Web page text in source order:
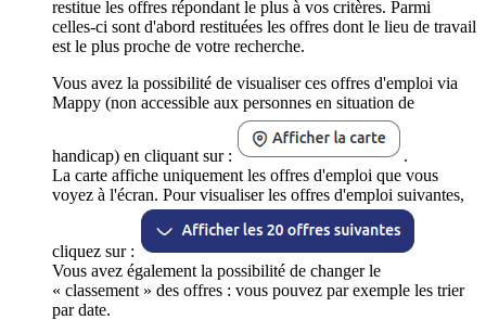
restitue les offres répondant le plus à vos critères. Parmi
celles-ci sont d'abord restituées les offres dont le lieu de travail
est le plus proche de votre recherche.
Vous avez la possibilité de visualiser ces offres d'emploi via
Mappy (non accessible aux personnes en situation de
handicap) en cliquant sur :
.
La carte affiche uniquement les offres d'emploi que vous
voyez à l'écran. Pour visualiser les offres d'emploi suivantes,
cliquez sur :
Vous avez également la possibilité de changer le
« classement » des offres : vous pouvez par exemple les trier
par date.